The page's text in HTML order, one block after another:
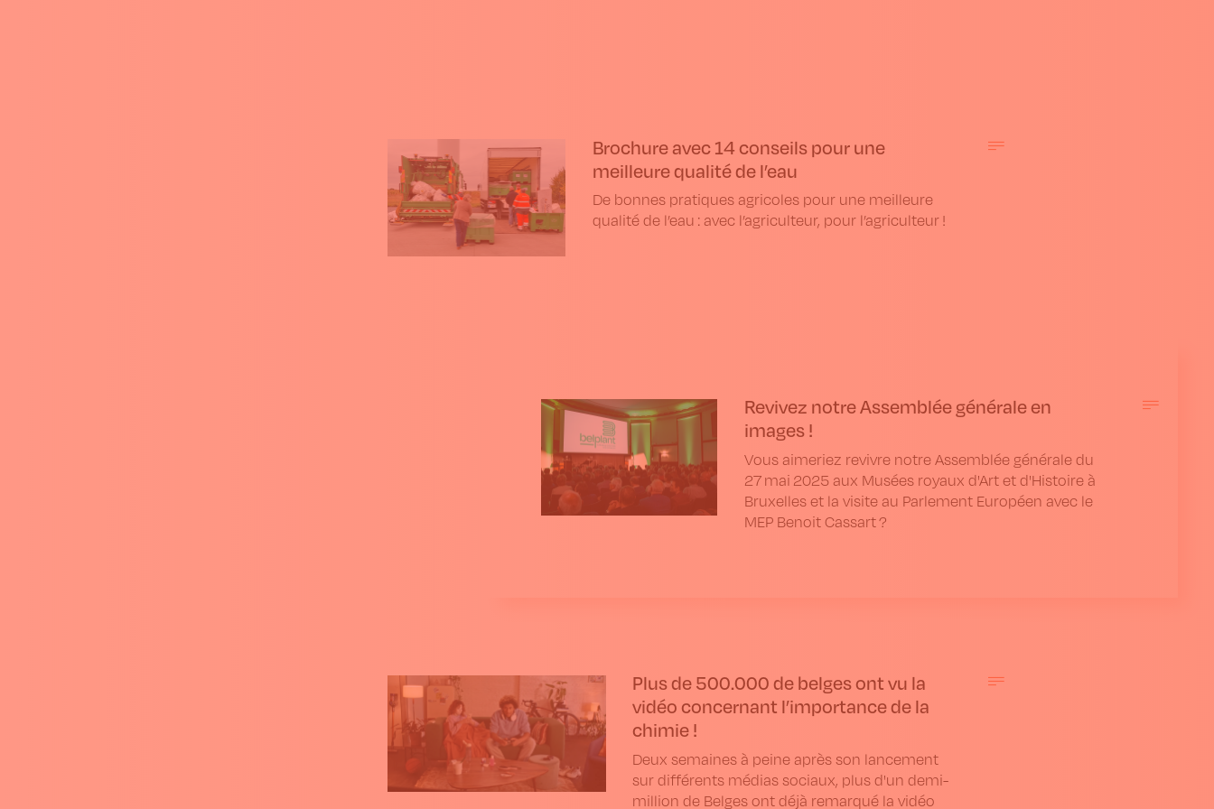
Brochure avec 14 conseils pour une
meilleure qualité de l’eau
De bonnes pratiques agricoles pour une meilleure
qualité de l’eau : avec l’agriculteur, pour l’agriculteur !
Revivez notre Assemblée générale en
images !
Vous aimeriez revivre notre Assemblée générale du
27 mai 2025 aux Musées royaux d'Art et d'Histoire à
Bruxelles et la visite au Parlement Européen avec le
MEP Benoit Cassart ?
Plus de 500.000 de belges ont vu la
vidéo concernant l’importance de la
chimie !
Deux semaines à peine après son lancement
sur différents médias sociaux, plus d'un demi-
million de Belges ont déjà remarqué la vidéo